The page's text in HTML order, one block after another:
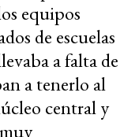
equipos
de escuelas
a falta de
a tenerlo al
central y